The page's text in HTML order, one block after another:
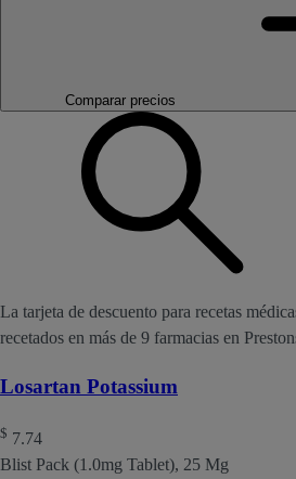
Comparar precios
La tarjeta de descuento para recetas
recetados en más de 9 farmacias en
Losartan Potassium
$ 7.74
Blist Pack (1.0mg Tablet), 25 Mg